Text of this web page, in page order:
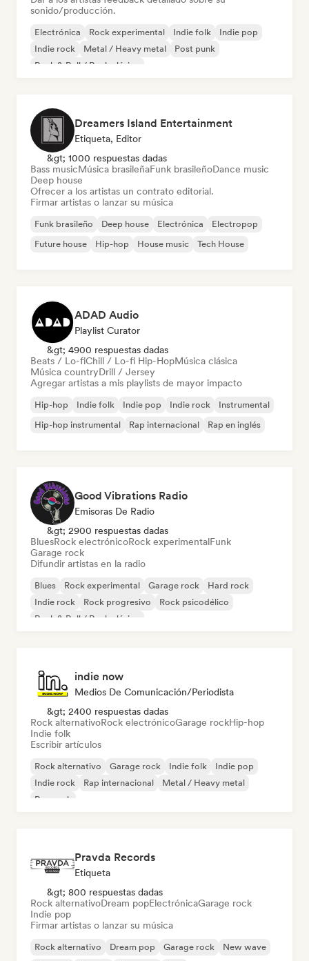
sonido/producción.
Electrónica Rock experimental Indie folk
Indie pop
Indie rock
Metal / Heavy metal
Post punk
Rock & Roll / Rock clásico
Dreamers Island Entertainment
Etiqueta, Editor
&gt; 1000 respuestas dadas
Bass musicMúsica brasileñaFunk brasileñoDance music
Deep house
Ofrecer a los artistas un contrato editorial.
Firmar artistas o lanzar su música
Funk brasileño Deep house Electrónica
Electropop
Future house
Hip-hop House music Tech House
ADAD Audio
Playlist Curator
&gt; 4900 respuestas dadas
Beats / Lo-fiChill / Lo-fi Hip-HopMúsica clásica
Música countryDrill / Jersey
Agregar artistas a mis playlists de mayor impacto
Hip-hop Indie folk Indie pop Indie rock
Instrumental
Hip-hop instrumental
Rap internacional Rap en inglés
Good Vibrations Radio
Emisoras De Radio
&gt; 2900 respuestas dadas
BluesRock electrónicoRock experimentalFunk
Garage rock
Difundir artistas en la radio
Blues Rock experimental Garage rock
Hard rock
Indie rock
Rock progresivo
Rock psicodélico
Rock & Roll / Rock clásico
indie now
Medios De Comunicación/Periodista
&gt; 2400 respuestas dadas
Rock alternativoRock electrónicoGarage rockHip-hop
Indie folk
Escribir artículos
Rock alternativo Garage rock Indie folk
Indie pop
Indie rock
Rap internacional
Metal / Heavy metal
Pop rock
Pravda Records
Etiqueta
&gt; 800 respuestas dadas
Rock alternativoDream popElectrónicaGarage rock
Indie pop
Firmar artistas o lanzar su música
Rock alternativo Dream pop Garage rock
New wave